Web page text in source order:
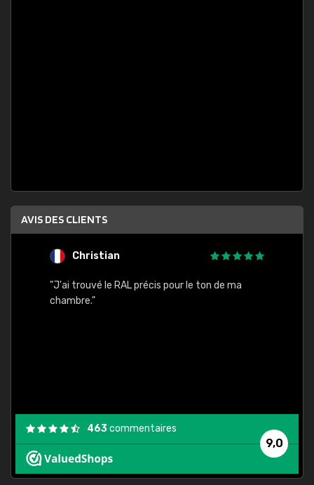
AVIS DES CLIENTS
Christian
"J'ai trouvé le RAL précis pour le ton de ma
chambre."
9,0
463commentaires